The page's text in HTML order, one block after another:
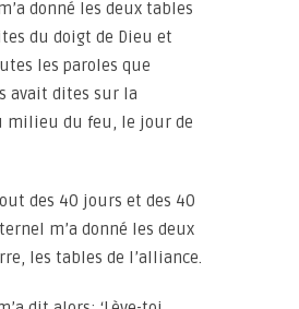
donné les deux tables
du doigt de Dieu et
les paroles que
avait dites sur la
milieu du feu, le jour de
des 40 jours et des 40
m’a donné les deux
les tables de l’alliance.